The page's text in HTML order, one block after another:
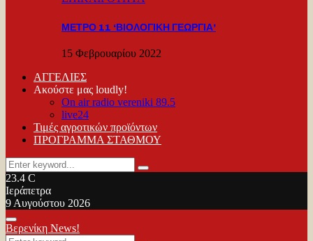
ΜΕΤΡΟ 11 ‘ΒΙΟΛΟΓΙΚΗ ΓΕΩΡΓΙΑ’
15 Φεβρουαρίου 2022
ΑΓΓΕΛΙΕΣ
Ακούστε μας loudly!
On air radio vereniki 89.5
live24
Τιμές αγροτικών προϊόντων
ΠΡΟΓΡΑΜΜΑ ΣΤΑΘΜΟΥ
Search
for:
Search
23.4 C
Ιεράπετρα
9 Αυγούστου 2026
Facebook
Twitter
Youtube
Primary
Menu
Βερενίκη News!